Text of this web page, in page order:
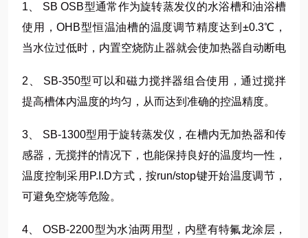
1、 SB OSB型通常作为旋转蒸发仪的水浴槽和油浴槽
使用，OHB型恒温油槽的温度调节精度达到±0.3℃，
当水位过低时，内置空烧防止器就会使加热器自动断电
2、 SB-350型可以和磁力搅拌器组合使用，通过搅拌
提高槽体内温度的均匀，从而达到准确的控温精度。
3、 SB-1300型用于旋转蒸发仪，在槽内无加热器和传
感器，无搅拌的情况下，也能保持良好的温度均一性，
温度控制采用P.I.D方式，按run/stop键开始温度调节，
可避免空烧等危险。
4、 OSB-2200型为水油两用型，内壁有特氟龙涂层，